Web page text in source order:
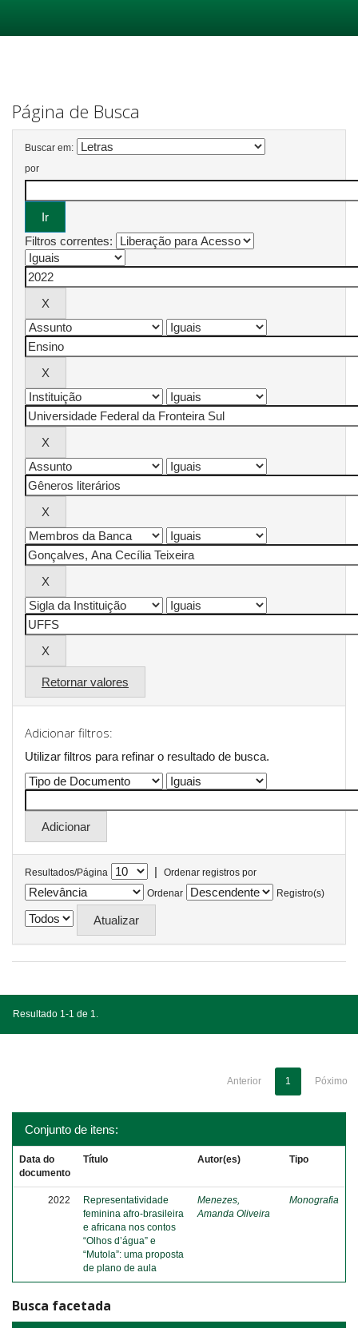
Página de Busca
Buscar em:
por
Filtros correntes:
Retornar valores
Adicionar filtros:
Utilizar filtros para refinar o resultado de busca.
Resultados/Página |
Ordenar registros por
Ordenar
Registro(s)
Resultado 1-1 de 1.
Anterior 1 Póximo
Conjunto de itens:
Data do
documento
Título Autor(es) Tipo
2022
Representatividade
feminina afro-brasileira
e africana nos contos
“Olhos d’água” e
“Mutola”: uma proposta
de plano de aula
Menezes,
Amanda Oliveira
Monografia
Busca facetada